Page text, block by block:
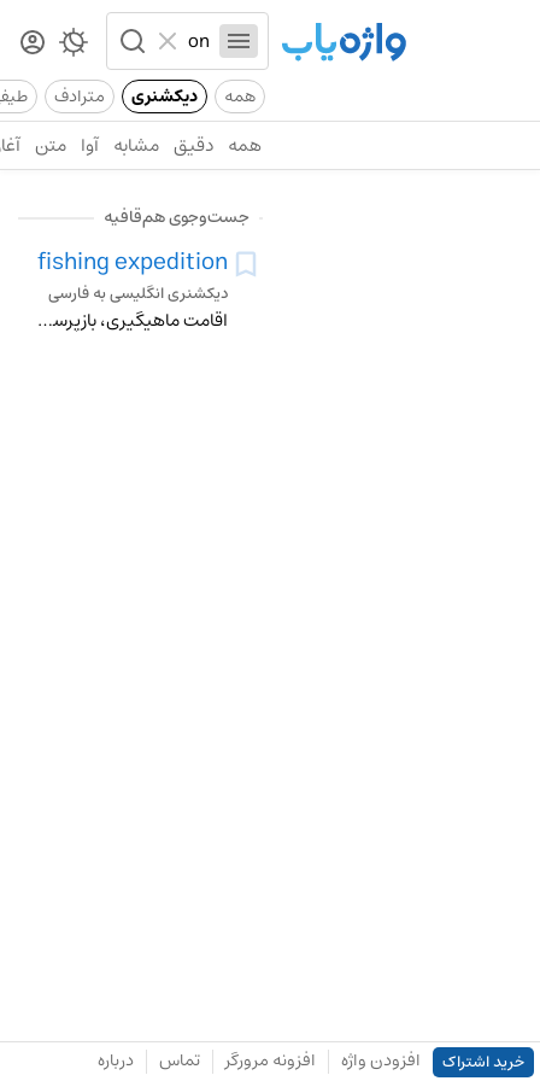
همه دیکشنری مترادف
همه دقیق مشابه آوا متن
جست‌وجوی هم‌قافیه
fishing expedition
دیکشنری انگلیسی به فارسی
اقامت ماهیگیری، بازپرسی قانونی، تحقیق، استنطاق
خرید اشتراک افزودن واژه افزونه مرورگر تماس درباره